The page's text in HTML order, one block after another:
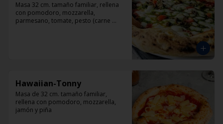
Masa 32 cm. tamaño familiar, rellena
con pomodoro, mozzarella,
parmesano, tomate, pesto (carne
Hawaiian-Tonny
Masa de 32 cm. tamaño familiar,
rellena con pomodoro, mozzarella,
jamón y piña